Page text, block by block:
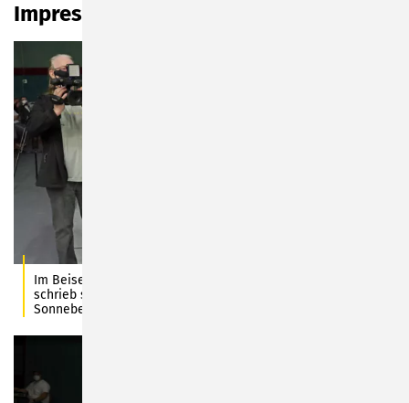
Impressionen vom Lesch-Vortrag:
Im Beisein von Sonnebergs Bürgermeister Dr. Heiko Voigt
schrieb sich Prof. Dr. Harald Lesch ins Goldene Buch der Stadt
Sonneberg ein. Foto: C. Heinkel